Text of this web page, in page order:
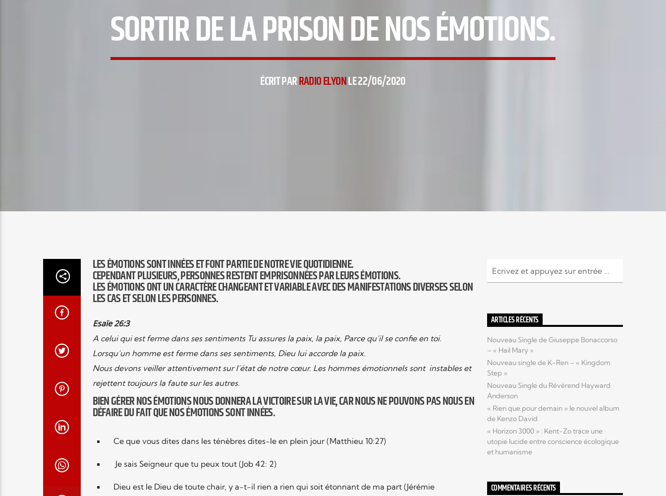
SORTIR DE LA PRISON DE NOS ÉMOTIONS.
ÉCRIT PARRADIO ELYONLE 22/06/2020
LES ÉMOTIONS SONT INNÉES ET FONT PARTIE DE NOTRE VIE QUOTIDIENNE.
CEPENDANT PLUSIEURS, PERSONNES RESTENT EMPRISONNÉES PAR LEURS ÉMOTIONS.
LES ÉMOTIONS ONT UN CARACTÈRE CHANGEANT ET VARIABLE AVEC DES MANIFESTATIONS DIVERSES SELON ​
LES CAS ET SELON LES PERSONNES.
Esaïe 26:3
A celui qui est ferme dans ses sentiments Tu assures la paix, la paix, Parce qu’il se confie en toi.
Lorsqu’un homme est ferme dans ses sentiments, Dieu lui accorde la paix.
​Nous devons veiller attentivement sur l’état de notre cœur. Les hommes émotionnels sont instables et
rejettent toujours la faute sur les autres.
BIEN GÉRER NOS ÉMOTIONS NOUS DONNERA LA VICTOIRE SUR LA VIE, CAR NOUS NE POUVONS PAS NOUS EN
DÉFAIRE DU FAIT QUE NOS ÉMOTIONS SONT INNÉES.
Ce que vous dites dans les ténèbres dites-le en plein jour (Matthieu 10:27)
Je sais Seigneur que tu peux tout (Job 42: 2)
Dieu est le Dieu de toute chair, y a-t-il rien a rien qui soit étonnant de ma part (Jérémie
ARTICLES RÉCENTS
Nouveau Single de Giuseppe Bonaccorso
– « Hail Mary »
Nouveau single de K-Ren – « Kingdom
Step »
Nouveau Single du Révérend Hayward
Anderson
« Rien que pour demain » le nouvel album
de Kenzo David
« Horizon 3000 » : Kent-Zo trace une
utopie lucide entre conscience écologique
et humanisme
COMMENTAIRES RÉCENTS